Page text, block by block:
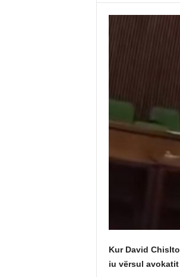
Kur David
iu vërsul